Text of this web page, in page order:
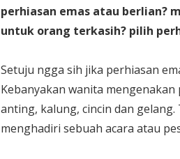
perhiasan emas atau berlian?
untuk orang terkasih? pilih
Setuju ngga sih jika perhiasan
Kebanyakan wanita
anting, kalung, cincin dan
menghadiri sebuah acara atau